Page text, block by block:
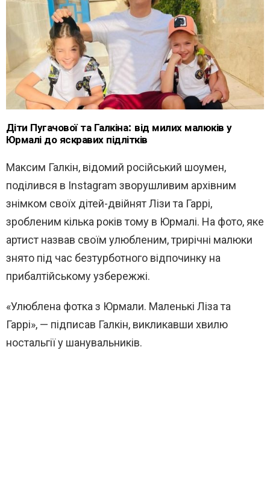
Діти Пугачової та Галкіна: від милих малюків у
Юрмалі до яскравих підлітків
Максим Галкін, відомий російський шоумен,
поділився в Instagram зворушливим архівним
знімком своїх дітей-двійнят Лізи та Гаррі,
зробленим кілька років тому в Юрмалі. На фото, яке
артист назвав своїм улюбленим, трирічні малюки
знято під час безтурботного відпочинку на
прибалтійському узбережжі.
«Улюблена фотка з Юрмали. Маленькі Ліза та
Гаррі», — підписав Галкін, викликавши хвилю
ностальгії у шанувальників.